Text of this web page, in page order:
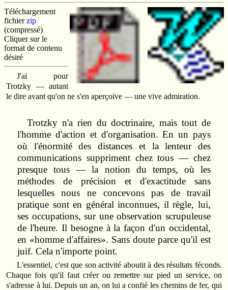
Téléchargement
fichierzip
(compressé)
Cliquer sur le
format de contenu
désiré
J'ai pour
Trotzky — autant
le dire avant qu'on ne s'en aperçoive — une vive admiration.
Trotzky n'a rien du doctrinaire, mais tout de
l'homme d'action et d'organisation. En un pays
où l'énormité des distances et la lenteur des
communications suppriment chez tous — chez
presque tous — la notion du temps, où les
méthodes de précision et d'exactitude sans
lesquelles nous ne concevons pas de travail
pratique sont en général inconnues, il règle, lui,
ses occupations, sur une observation scrupuleuse
de l'heure. Il besogne à la façon d'un occidental,
en «homme d'affaires». Sans doute parce qu'il est
juif. Cela n'importe point.
L'essentiel, c'est que son activité aboutit à des résultats féconds.
Chaque fois qu'il faut créer ou remettre sur pied un service, on
s'adresse à lui. Depuis un an, on lui a confié les chemins de fer, qui